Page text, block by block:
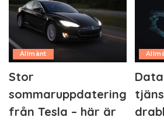
Allmänt
Stor
sommaruppdatering
från Tesla – här är